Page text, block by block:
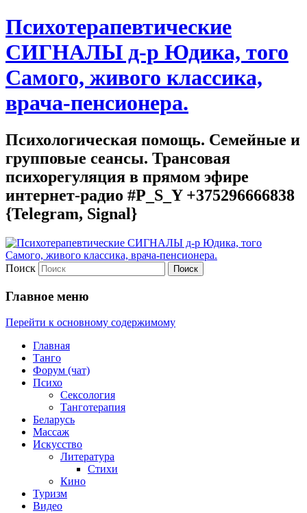
Психотерапевтические
СИГНАЛЫ д-р Юдика, того
Самого, живого классика,
врача-пенсионера.
Психологическая помощь. Семейные и
групповые сеансы. Трансовая
психорегуляция в прямом эфире
интернет-радио #P_S_Y +375296666838
{Telegram, Signal}
Поиск
Главное меню
Перейти к основному содержимому
Главная
Танго
Форум (чат)
Психо
Сексология
Танготерапия
Беларусь
Массаж
Искусство
Литература
Стихи
Кино
Туризм
Видео